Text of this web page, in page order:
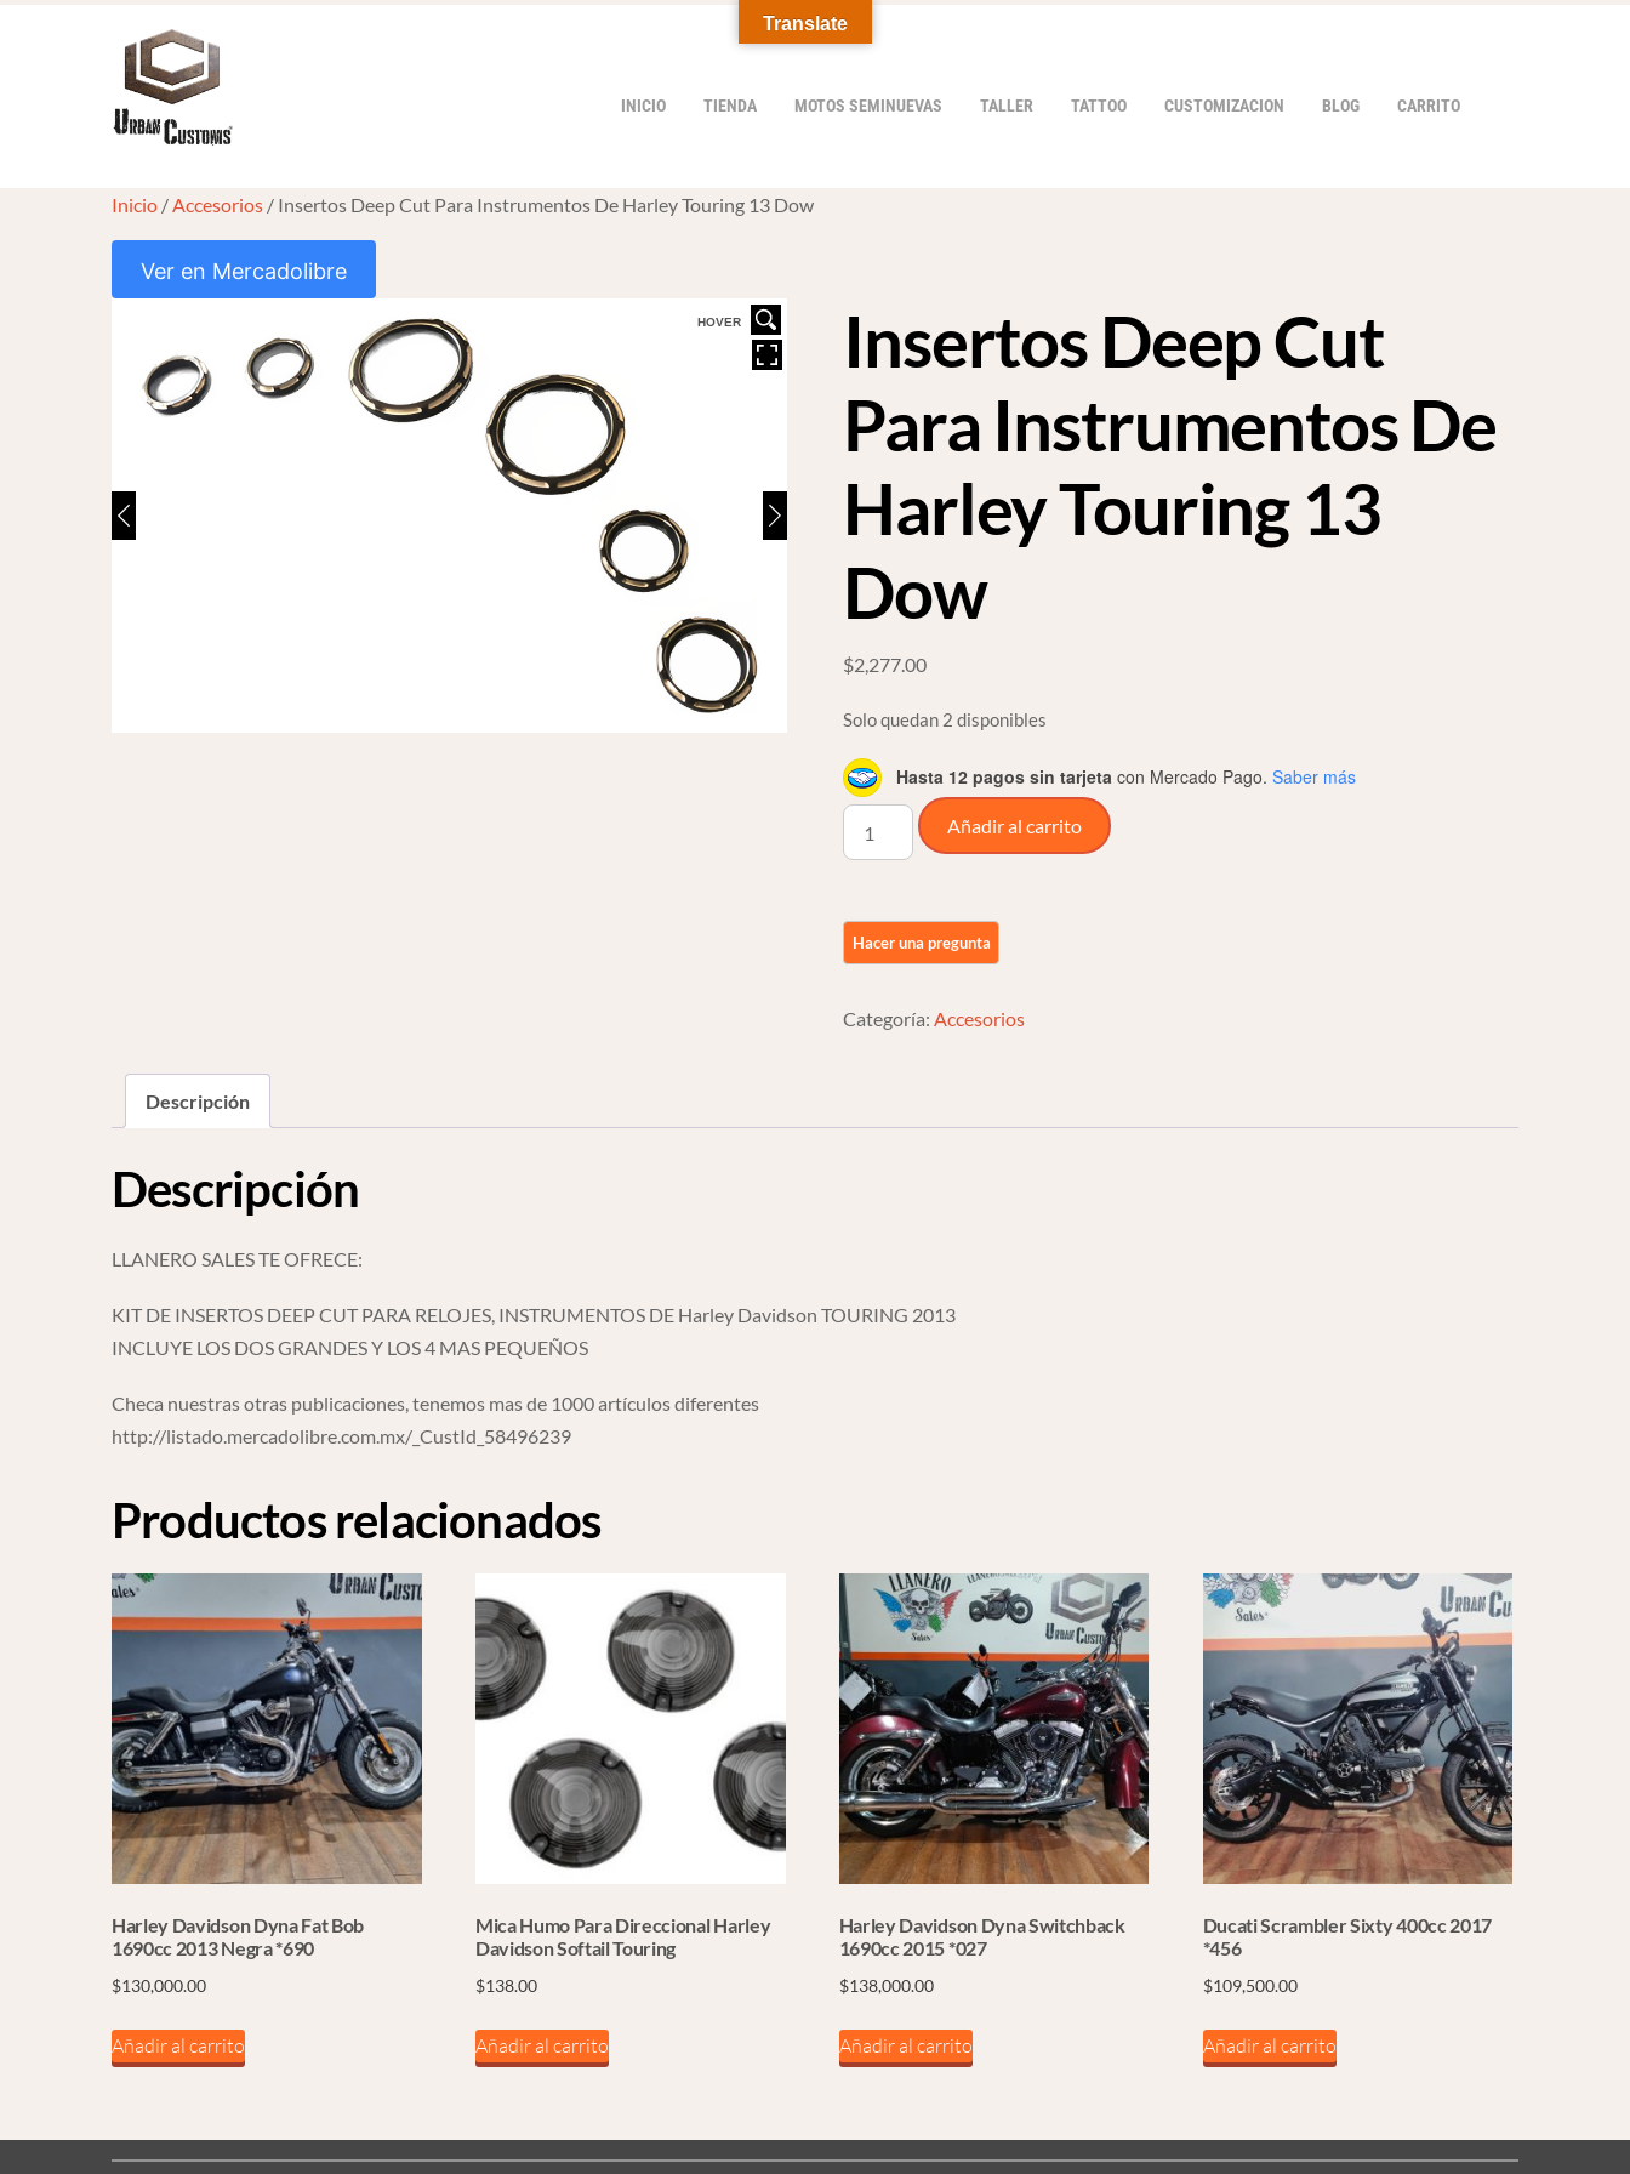
INICIO TIENDA MOTOS SEMINUEVAS TALLER TATTOO CUSTOMIZACION BLOG CARRITO
Inicio /Accesorios / Insertos Deep Cut Para Instrumentos De Harley Touring 13 Dow
Ver en Mercadolibre
HOVER HOVER
Insertos Deep Cut
Para Instrumentos De
Harley Touring 13
Dow
$2,277.00
Solo quedan 2 disponibles
Hasta 12 pagos sin tarjeta con Mercado Pago. Saber más
Insertos
Deep
Instrumentos
Harley
Añadir al carrito
Categoría:Accesorios
Descripción
Descripción
LLANERO SALES TE OFRECE:
KIT DE INSERTOS DEEP CUT PARA RELOJES, INSTRUMENTOS DE Harley Davidson TOURING 2013
INCLUYE LOS DOS GRANDES Y LOS 4 MAS PEQUEÑOS
Checa nuestras otras publicaciones, tenemos mas de 1000 artículos diferentes
http://listado.mercadolibre.com.mx/_CustId_58496239
Productos relacionados
Harley Davidson Dyna Fat Bob
1690cc 2013 Negra *690
$130,000.00
Añadir al carrito
Mica Humo Para Direccional Harley
Davidson Softail Touring
$138.00
Añadir al carrito
Harley Davidson Dyna Switchback
1690cc 2015 *027
$138,000.00
Añadir al carrito
Ducati Scrambler Sixty 400cc 2017
*456
$109,500.00
Añadir al carrito
Translate